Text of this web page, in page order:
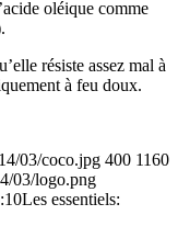
oléique comme
résiste assez mal à
à feu doux.
03/coco.jpg 400 1160
03/logo.png
Les essentiels: